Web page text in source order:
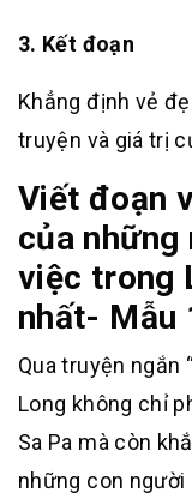
3. Kết đoạn
Khẳng định vẻ
truyện và giá trị
Viết đoạn
của những
việc trong
nhất- Mẫu
Qua truyện ngắn
Long không chỉ
Sa Pa mà còn
những con